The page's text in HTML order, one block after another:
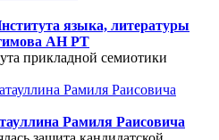
языка, литературы
АН РТ
прикладной семиотики
Рамиля Раисовича